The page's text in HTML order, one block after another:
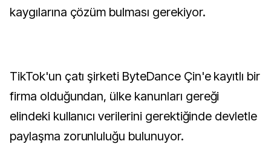
kaygılarına çözüm bulması gerekiyor.
TikTok'un çatı şirketi ByteDance Çin'e kayıtlı bir
firma olduğundan, ülke kanunları gereği
elindeki kullanıcı verilerini gerektiğinde devletle
paylaşma zorunluluğu bulunuyor.